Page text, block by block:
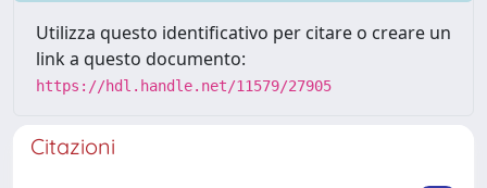
Utilizza questo identificativo per citare o creare un
link a questo documento:
https://hdl.handle.net/11579/27905
Citazioni